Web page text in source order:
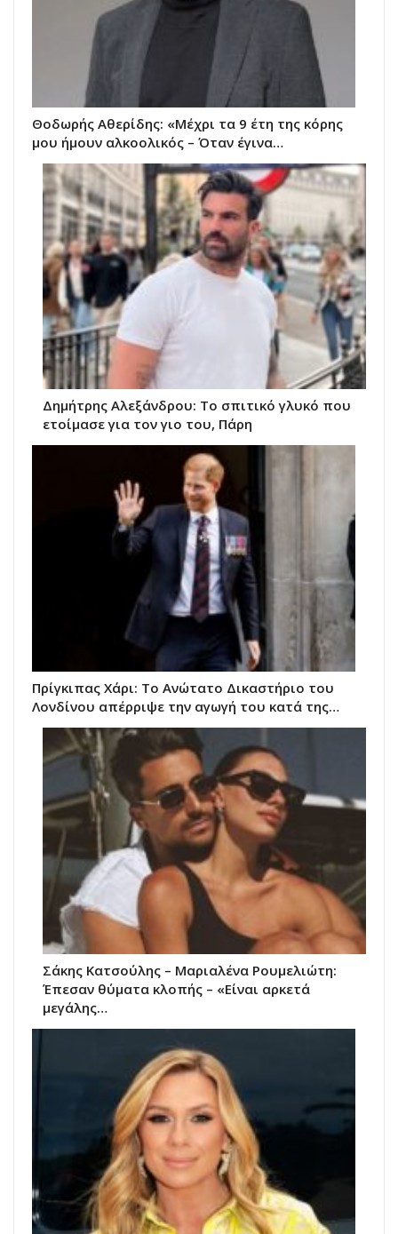
Θοδωρής Αθερίδης: «Μέχρι τα 9 έτη της κόρης
μου ήμουν αλκοολικός – Όταν έγινα…
Δημήτρης Αλεξάνδρου: Το σπιτικό γλυκό που
ετοίμασε για τον γιο του, Πάρη
Πρίγκιπας Χάρι: Το Ανώτατο Δικαστήριο του
Λονδίνου απέρριψε την αγωγή του κατά της…
Σάκης Κατσούλης – Μαριαλένα Ρουμελιώτη:
Έπεσαν θύματα κλοπής – «Είναι αρκετά
μεγάλης…